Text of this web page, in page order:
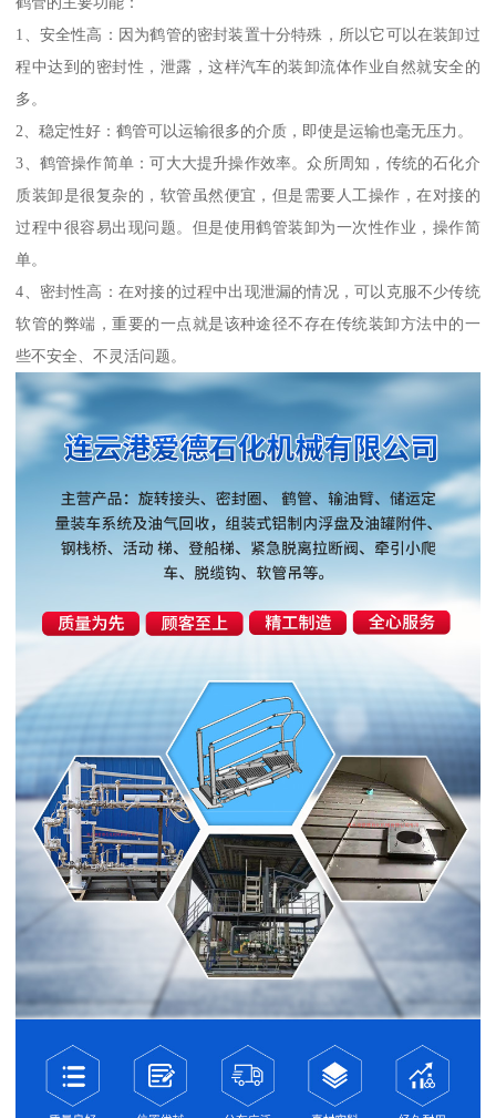
1、安全性高：因为鹤管的密封装置十分特殊，所以它可以在装卸过
程中达到的密封性，泄露，这样汽车的装卸流体作业自然就安全的
多。
2、稳定性好：鹤管可以运输很多的介质，即使是运输也毫无压力。
3、鹤管操作简单：可大大提升操作效率。众所周知，传统的石化介
质装卸是很复杂的，软管虽然便宜，但是需要人工操作，在对接的
过程中很容易出现问题。但是使用鹤管装卸为一次性作业，操作简
单。
4、密封性高：在对接的过程中出现泄漏的情况，可以克服不少传统
软管的弊端，重要的一点就是该种途径不存在传统装卸方法中的一
些不安全、不灵活问题。